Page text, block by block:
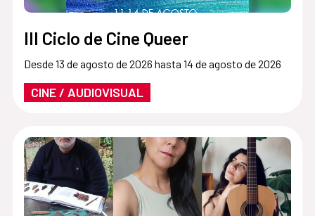
III Ciclo de Cine Queer
Desde 13 de agosto de 2026 hasta 14 de agosto de 2026
CINE / AUDIOVISUAL